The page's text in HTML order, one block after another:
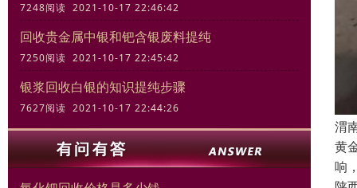
7248阅读 2021-10-17 22:46:42
回收贵金属中银和钯含银废料提纯
7250阅读 2021-10-17 22:45:42
银浆回收白银的知识提纯步骤
7627阅读 2021-10-17 22:44:26
渭
黄
响